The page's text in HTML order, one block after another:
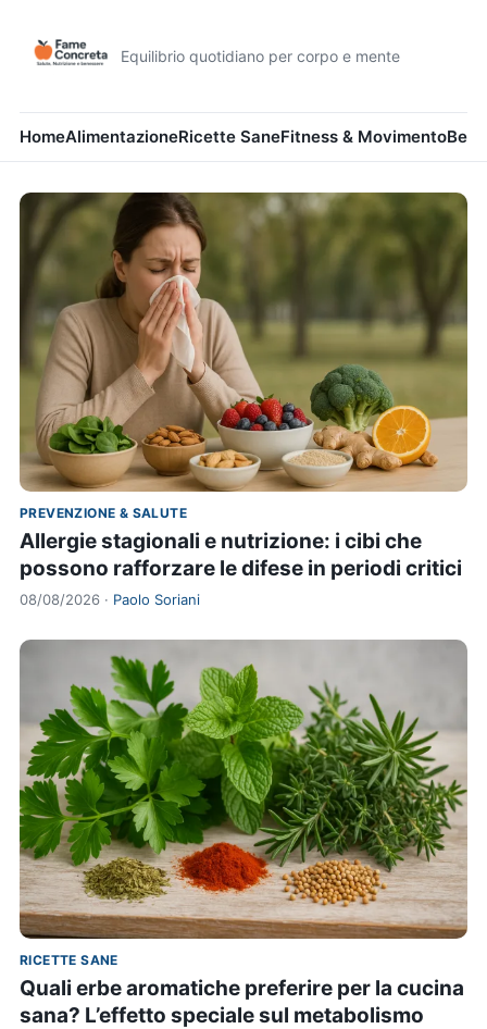
Equilibrio quotidiano per corpo e mente
HomeAlimentazioneRicette SaneFitness & Movimento
PREVENZIONE & SALUTE
Allergie stagionali e nutrizione: i cibi che
possono rafforzare le difese in periodi critici
08/08/2026 · Paolo Soriani
RICETTE SANE
Quali erbe aromatiche preferire per la cucina
sana? L’effetto speciale sul metabolismo